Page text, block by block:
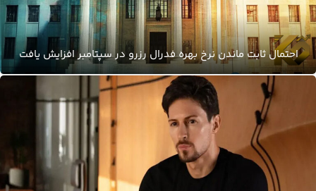
احتمال ثابت ماندن نرخ بهره فدرال رزرو در سپتامبر افزایش یافت